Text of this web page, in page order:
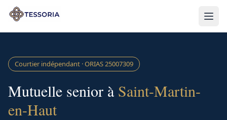
Aller au contenu principal
Courtier indépendant · ORIAS25007309
Mutuelle senior à Saint-Martin-
en-Haut